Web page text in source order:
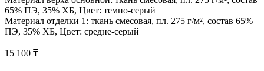
65% ПЭ, 35% ХБ, Цвет: темно-серый
Материал отделки 1: ткань смесовая, пл. 275 г/м², состав 65%
ПЭ, 35% ХБ, Цвет: средне-серый
15 100 ₸